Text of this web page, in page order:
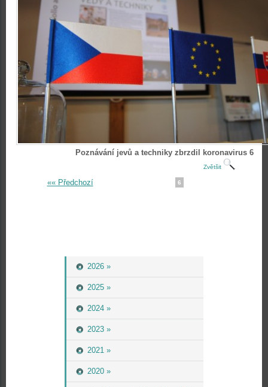
2026 »
2025 »
2024 »
2023 »
2021 »
2020 »
Poznávání jevů a techniky zbrzdil koronavirus 6
Zvětšit
«« Předchozí 6